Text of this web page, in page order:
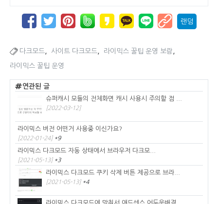
랜덤
다크모드 사이트 다크모드 라이믹스 꿀팁 운영 보람
라이믹스 꿀팁 운영
연관된 글
슈퍼캐시 모듈의 전체화면 캐시 사용시 주의할 점 ...
[2022-03-12]
라이믹스 버전 어떤거 사용중 이신가요?
[2022-01-24] *9
라이믹스 다크모드 자동 상태에서 브라우저 다크모...
[2021-05-13] *3
라이믹스 다크모드 쿠키 삭제 버튼 제공으로 브라...
[2021-05-13] *4